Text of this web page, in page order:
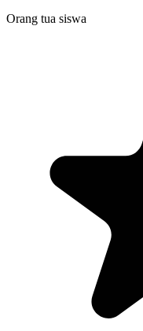
Orang tua siswa